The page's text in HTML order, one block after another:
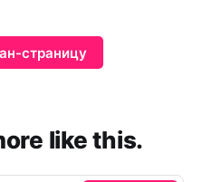
страницу
like this.